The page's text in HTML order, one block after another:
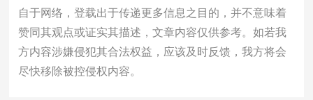
自于网络，登载出于传递更多信息之目的，并不意味着
赞同其观点或证实其描述，文章内容仅供参考。如若我
方内容涉嫌侵犯其合法权益，应该及时反馈，我方将会
尽快移除被控侵权内容。